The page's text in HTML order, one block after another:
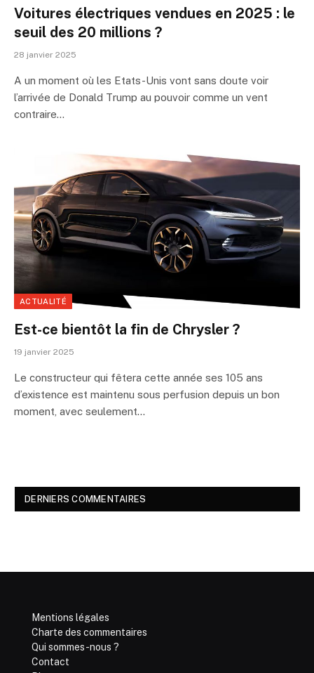
Voitures électriques vendues en 2025 : le
seuil des 20 millions ?
28 janvier 2025
A un moment où les Etats-Unis vont sans doute voir
l’arrivée de Donald Trump au pouvoir comme un vent
contraire…
ACTUALITÉ
Est-ce bientôt la fin de Chrysler ?
19 janvier 2025
Le constructeur qui fêtera cette année ses 105 ans
d’existence est maintenu sous perfusion depuis un bon
moment, avec seulement…
DERNIERS COMMENTAIRES
Mentions légales
Charte des commentaires
Qui sommes-nous ?
Contact